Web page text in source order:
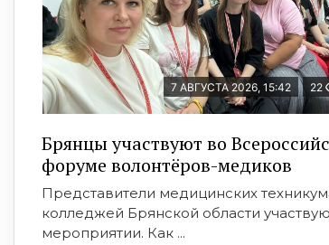
7 АВГУСТА 2026, 15:42 22
Брянцы участвуют во
форуме волонтёров-медиков
Представители медицинских
колледжей Брянской области
мероприятии. Как ...